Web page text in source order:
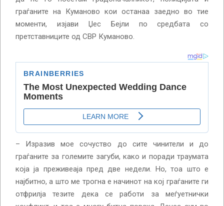
граѓаните на Куманово кои останаа заедно во тие
моменти, изјави Џес Бејли по средбата со
претставниците од СВР Куманово.
– Изразив мое сочуство до сите чинители и до
граѓаните за големите загуби, како и поради траумата
која ја преживеаја пред две недели. Но, тоа што е
најбитно, а што ме трогна е начинот на кој граѓаните ги
отфрилја тезите дека се работи за меѓуетнички